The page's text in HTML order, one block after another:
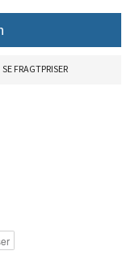
SE FRAGTPRISER